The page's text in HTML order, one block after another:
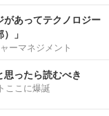
があってテクノロジー
」
ーマネジメント
思ったら読むべき
ここに爆誕